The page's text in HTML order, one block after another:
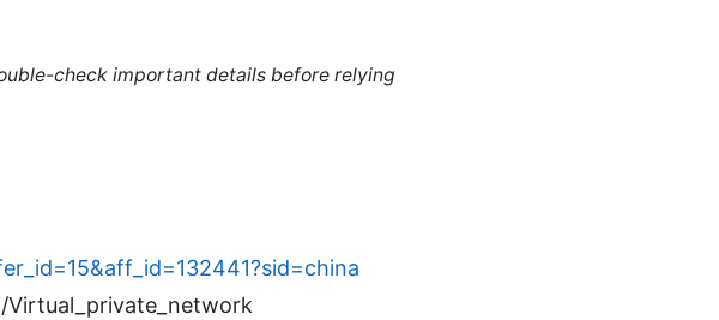
check important details before relying
Virtual_private_network